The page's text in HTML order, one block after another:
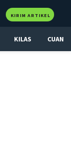
KIRIM ARTIKEL
KILAS CUAN